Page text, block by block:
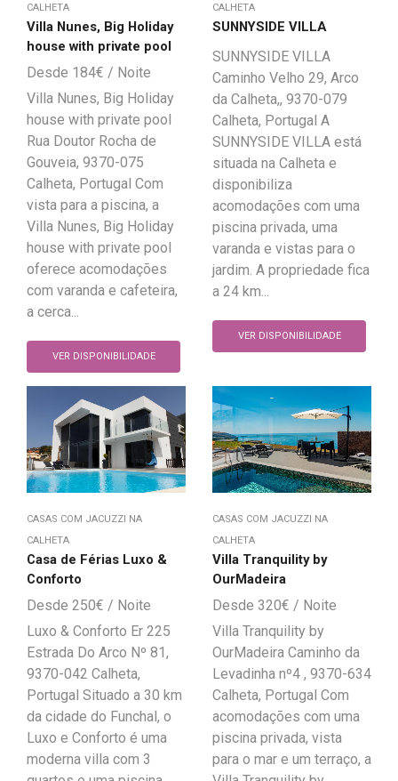
CALHETA
Villa Nunes, Big Holiday
house with private pool
184€
Villa Nunes, Big Holiday
house with private pool
Rua Doutor Rocha de
Gouveia, 9370-075
Calheta, Portugal Com
vista para a piscina, a
Villa Nunes, Big Holiday
house with private pool
oferece acomodações
com varanda e cafeteira,
a cerca...
VER DISPONIBILIDADE
CALHETA
SUNNYSIDE VILLA
SUNNYSIDE VILLA
Caminho Velho 29, Arco
da Calheta,, 9370-079
Calheta, Portugal A
SUNNYSIDE VILLA está
situada na Calheta e
disponibiliza
acomodações com uma
piscina privada, uma
varanda e vistas para o
jardim. A propriedade fica
a 24 km...
VER DISPONIBILIDADE
CASAS COM JACUZZI NA
CALHETA
Casa de Férias Luxo &
Conforto
250€
Luxo & Conforto Er 225
Estrada Do Arco Nº 81,
9370-042 Calheta,
Portugal Situado a 30 km
da cidade do Funchal, o
Luxo e Conforto é uma
moderna villa com 3
CASAS COM JACUZZI NA
CALHETA
Villa Tranquility by
OurMadeira
320€
Villa Tranquility by
OurMadeira Caminho da
Levadinha nº4 , 9370-634
Calheta, Portugal Com
acomodações com uma
piscina privada, vista
para o mar e um terraço, a